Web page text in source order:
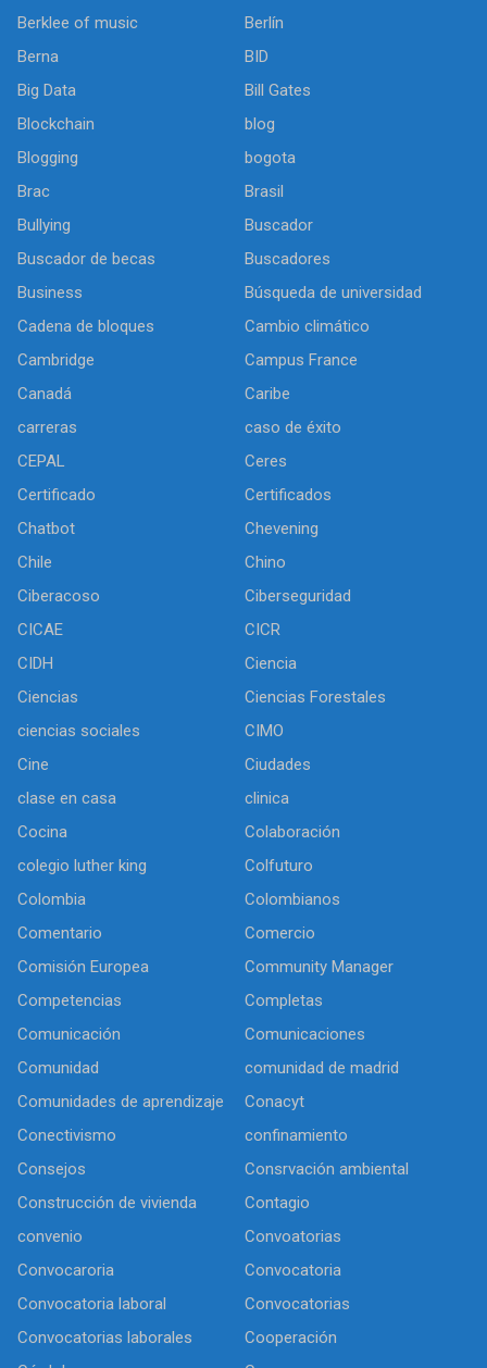
Berklee of music
Berlín
Berna
BID
Big Data
Bill Gates
Blockchain
blog
Blogging
bogota
Brac
Brasil
Bullying
Buscador
Buscador de becas
Buscadores
Business
Búsqueda de universidad
Cadena de bloques
Cambio climático
Cambridge
Campus France
Canadá
Caribe
carreras
caso de éxito
CEPAL
Ceres
Certificado
Certificados
Chatbot
Chevening
Chile
Chino
Ciberacoso
Ciberseguridad
CICAE
CICR
CIDH
Ciencia
Ciencias
Ciencias Forestales
ciencias sociales
CIMO
Cine
Ciudades
clase en casa
clinica
Cocina
Colaboración
colegio luther king
Colfuturo
Colombia
Colombianos
Comentario
Comercio
Comisión Europea
Community Manager
Competencias
Completas
Comunicación
Comunicaciones
Comunidad
comunidad de madrid
Comunidades de aprendizaje
Conacyt
Conectivismo
confinamiento
Consejos
Consrvación ambiental
Construcción de vivienda
Contagio
convenio
Convoatorias
Convocaroria
Convocatoria
Convocatoria laboral
Convocatorias
Convocatorias laborales
Cooperación